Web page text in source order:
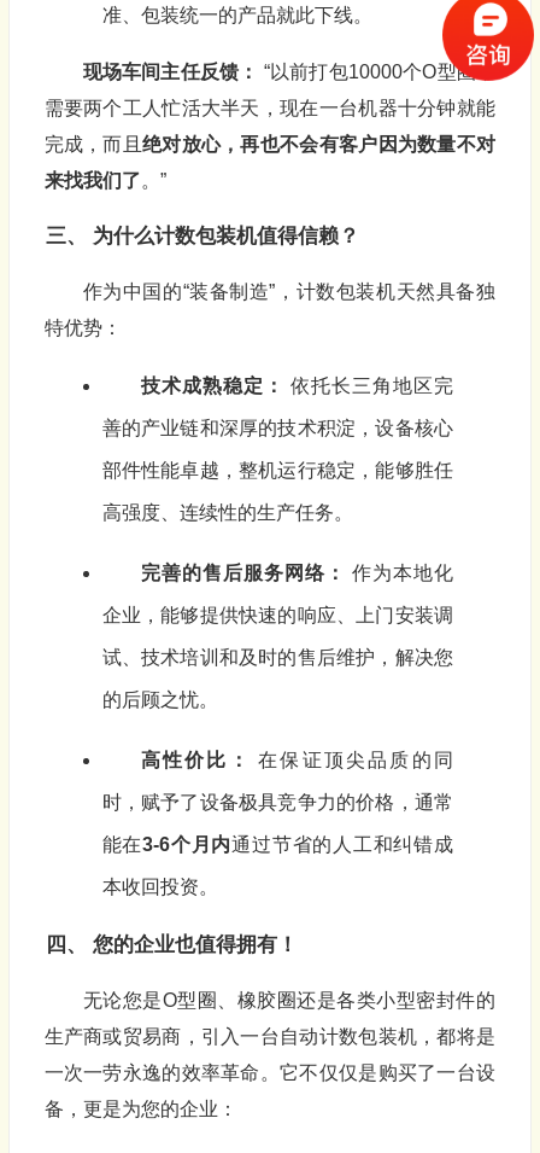
准、包装统一的产品就此下线。
现场车间主任反馈：
“以前打包10000个O型圈，
需要两个工人忙活大半天，现在一台机器十分钟就能
完成，而且绝对放心，再也不会有客户因为数量不对
来找我们了。”
三、 为什么计数包装机值得信赖？
作为中国的“装备制造”，计数包装机天然具备独
特优势：
技术成熟稳定： 依托长三角地区完
善的产业链和深厚的技术积淀，设备核心
部件性能卓越，整机运行稳定，能够胜任
高强度、连续性的生产任务。
完善的售后服务网络： 作为本地化
企业，能够提供快速的响应、上门安装调
试、技术培训和及时的售后维护，解决您
的后顾之忧。
高性价比： 在保证顶尖品质的同
时，赋予了设备极具竞争力的价格，通常
能在3-6个月内通过节省的人工和纠错成
本收回投资。
四、 您的企业也值得拥有！
无论您是O型圈、橡胶圈还是各类小型密封件的
生产商或贸易商，引入一台自动计数包装机，都将是
一次一劳永逸的效率革命。它不仅仅是购买了一台设
备，更是为您的企业：